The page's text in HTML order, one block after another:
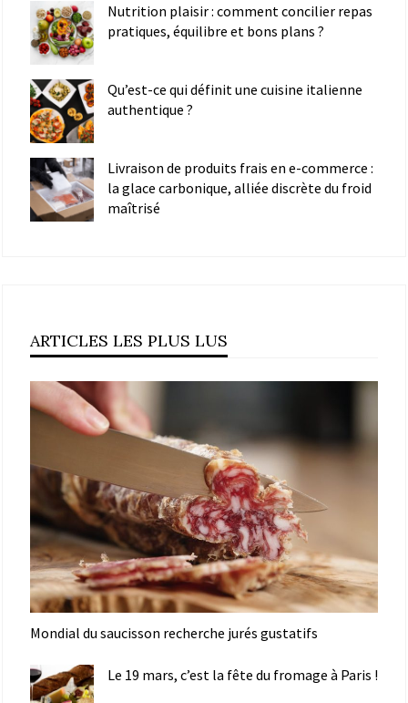
Nutrition plaisir : comment concilier repas
pratiques, équilibre et bons plans ?
Qu’est-ce qui définit une cuisine italienne
authentique ?
Livraison de produits frais en e-commerce :
la glace carbonique, alliée discrète du froid
maîtrisé
ARTICLES LES PLUS LUS
Mondial du saucisson recherche jurés gustatifs
Le 19 mars, c’est la fête du fromage à Paris !